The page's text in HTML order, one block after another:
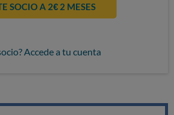
SOCIO A 2€ 2 MESES
Accede a tu cuenta